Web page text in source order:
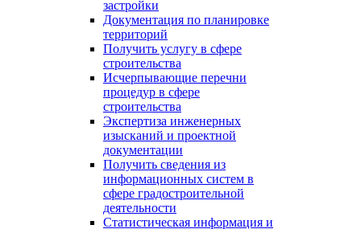
застройки
Документация по планировке
территорий
Получить услугу в сфере
строительства
Исчерпывающие перечни
процедур в сфере
строительства
Экспертиза инженерных
изысканий и проектной
документации
Получить сведения из
информационных систем в
сфере градостроительной
деятельности
Статистическая информация и